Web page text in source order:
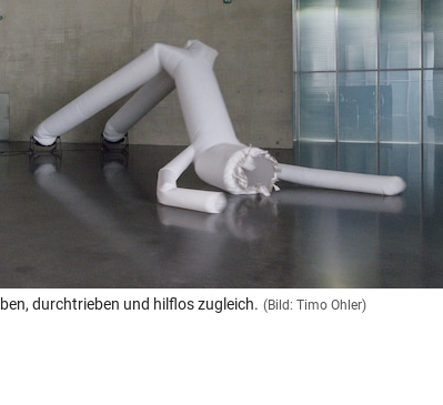
durchtrieben und hilflos zugleich. (Bild: Timo Ohler)